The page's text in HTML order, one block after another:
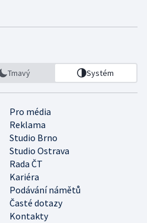
Tmavý Systém
Pro média
Reklama
Studio Brno
Studio Ostrava
Rada ČT
Kariéra
Podávání námětů
Časté dotazy
Kontakty